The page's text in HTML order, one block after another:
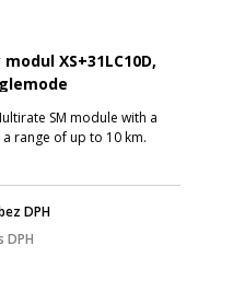
XS+31LC10D,
SM module with a
range of up to 10 km.
DPH
DPH